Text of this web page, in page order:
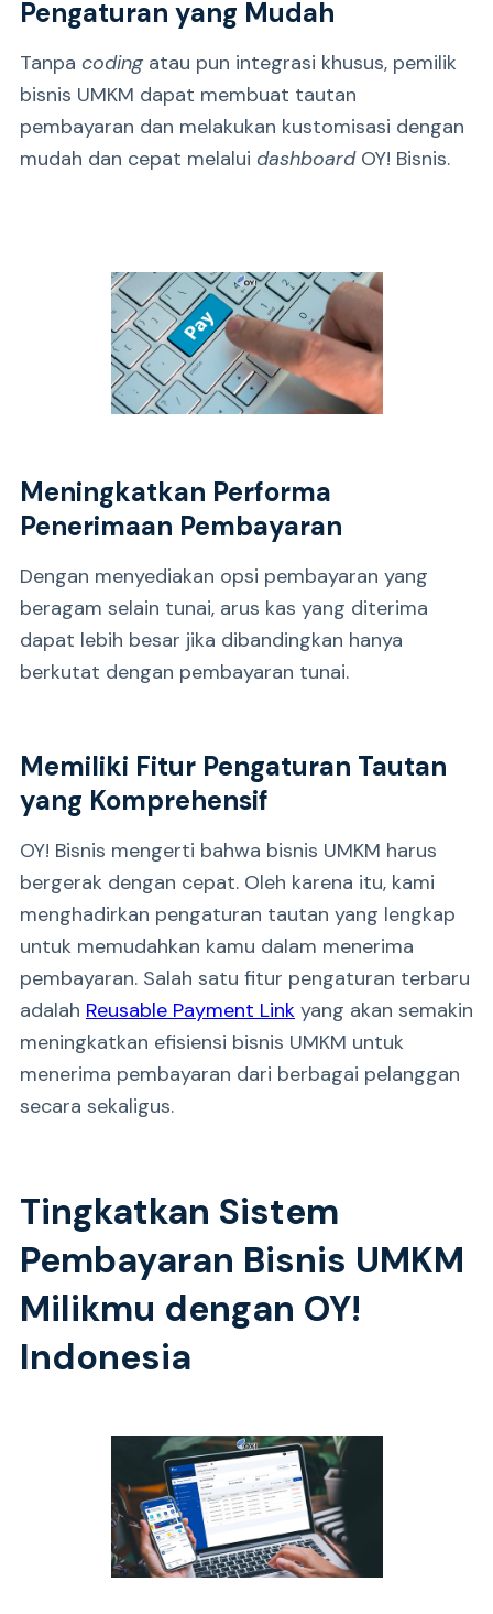
Pengaturan yang Mudah
Tanpa codingatau pun integrasi khusus, pemilik
bisnis UMKM dapat membuat tautan
pembayaran dan melakukan kustomisasi dengan
mudah dan cepat melalui dashboardOY! Bisnis.
Meningkatkan Performa
Penerimaan Pembayaran
Dengan menyediakan opsi pembayaran yang
beragam selain tunai, arus kas yang diterima
dapat lebih besar jika dibandingkan hanya
berkutat dengan pembayaran tunai.
Memiliki Fitur Pengaturan Tautan
yang Komprehensif
OY! Bisnis mengerti bahwa bisnis UMKM harus
bergerak dengan cepat. Oleh karena itu, kami
menghadirkan pengaturan tautan yang lengkap
untuk memudahkan kamu dalam menerima
pembayaran. Salah satu fitur pengaturan terbaru
adalah Reusable Payment Link yang akan semakin
meningkatkan efisiensi bisnis UMKM untuk
menerima pembayaran dari berbagai pelanggan
secara sekaligus.
Tingkatkan Sistem
Pembayaran Bisnis UMKM
Milikmu dengan OY!
Indonesia